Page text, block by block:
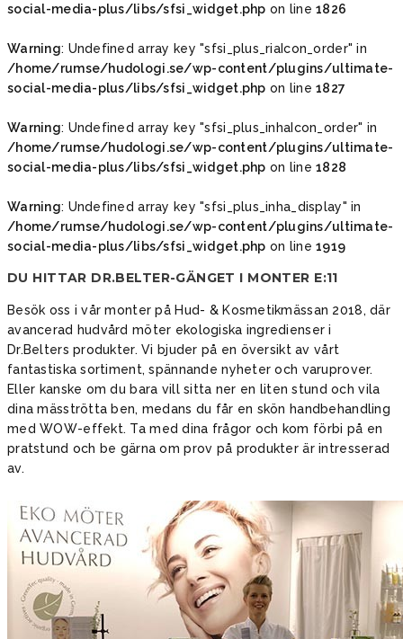
social-media-plus/libs/sfsi_widget.php on line1826
Warning: Undefined array key "sfsi_plus_riaIcon_order" in
/home/rumse/hudologi.se/wp-content/plugins/ultimate-
social-media-plus/libs/sfsi_widget.php on line1827
Warning: Undefined array key "sfsi_plus_inhaIcon_order" in
/home/rumse/hudologi.se/wp-content/plugins/ultimate-
social-media-plus/libs/sfsi_widget.php on line1828
Warning: Undefined array key "sfsi_plus_inha_display" in
/home/rumse/hudologi.se/wp-content/plugins/ultimate-
social-media-plus/libs/sfsi_widget.php on line1919
DU HITTAR DR.BELTER-GÄNGET I MONTER E:11
Besök oss i vår monter på Hud- & Kosmetikmässan 2018, där
avancerad hudvård möter ekologiska ingredienser i
Dr.Belters produkter. Vi bjuder på en översikt av vårt
fantastiska sortiment, spännande nyheter och varuprover.
Eller kanske om du bara vill sitta ner en liten stund och vila
dina mäsströtta ben, medans du får en skön handbehandling
med WOW-effekt. Ta med dina frågor och kom förbi på en
pratstund och be gärna om prov på produkter är intresserad
av.